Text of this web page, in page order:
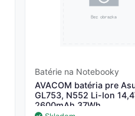
Batérie na Notebooky
AVACOM batéria pre
GL753, N552 Li-Ion
2600mAh 37Wh